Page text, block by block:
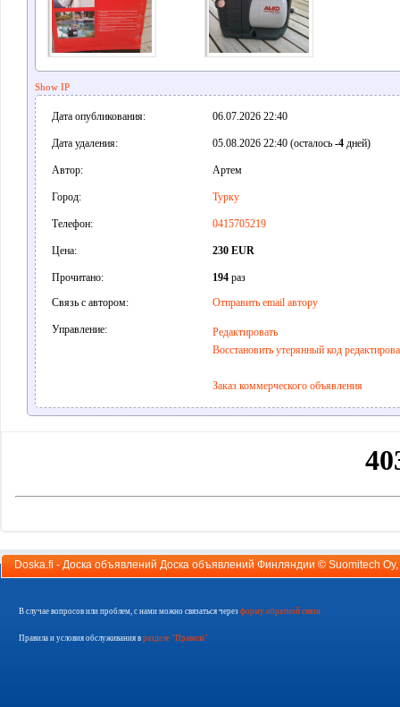
Show IP
Дата опубликования: 06.07.2026 22:40
Дата удаления: 05.08.2026 22:40 (осталось -4дней)
Автор: Артем
Город: Турку
Телефон: 0415705219
Цена: 230 EUR
Прочитано: 194раз
Связь с автором:
Отправить email автору
Управление:
Редактировать
Восстановить утерянный код
Заказ коммерческого объявления
Doska.fi - Доска объявлений Доска объявлений Финляндии © Suomitech Oy
В случае вопросов или проблем, с нами можно связаться через форму обратной связи
Правила и условия обслуживания в разделе "Правила"